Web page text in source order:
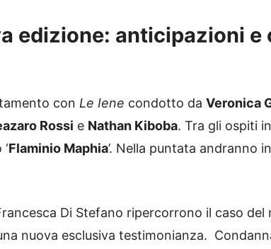
edizione: anticipazioni e
con Le Iene condotto da Veronica
Rossi e Nathan Kiboba. Tra gli ospiti
Flaminio Maphia’. Nella puntata andranno
Di Stefano ripercorrono il caso del
nuova esclusiva testimonianza.